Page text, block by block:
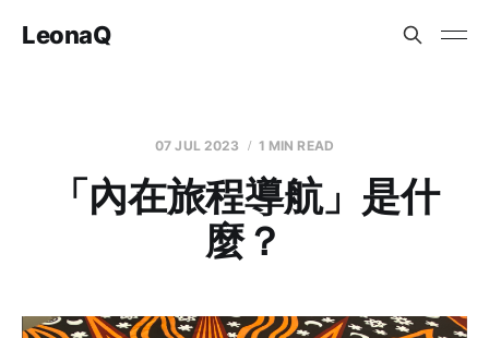
LeonaQ
07 JUL 2023 1 MIN READ
「內在旅程導航」是什
麼？